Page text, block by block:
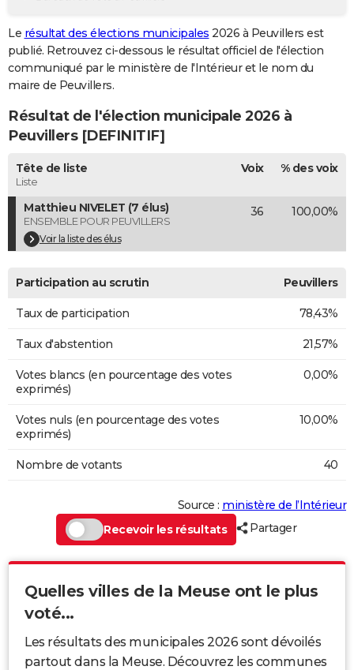
GUIDES D'ACHAT
BONS PLANS
CARTE DE VOEUX
Carte de Noël
Carte Bonne année
Carte Saint-Valentin
Carte Pâques
Carte d'anniversaire
DICTIONNAIRE
Dictionnaire
Biographies
Citations
Expressions
Proverbes
PROGRAMME TV
COPAINS D'AVANT
S'inscrire
Se connecter
Lycées
Collèges
Primaires
Universités
Entreprises
Service militaire
Avis de recherche
AVIS DE DÉCÈS
FORUM
Le résultat des élections municipales 2026 à Peuvillers est
publié. Retrouvez ci-dessous le résultat officiel de l'élection
communiqué par le ministère de l'Intérieur et le nom du
maire de Peuvillers.
Résultat de l'élection municipale 2026 à
Peuvillers [DEFINITIF]
Tête de liste
Liste
Voix % des voix
Matthieu NIVELET (7 élus)
ENSEMBLE POUR PEUVILLERS
Voir la liste des élus
36 100,00%
Participation au scrutin Peuvillers
Taux de participation 78,43%
Taux d'abstention 21,57%
Votes blancs (en pourcentage des votes
exprimés)
0,00%
Votes nuls (en pourcentage des votes
exprimés)
10,00%
Nombre de votants 40
Source : ministère de l’Intérieur
Recevoir les résultats
Partager
Quelles villes de la Meuse ont le plus
voté...
Les résultats des municipales 2026 sont dévoilés
partout dans la Meuse. Découvrez les communes